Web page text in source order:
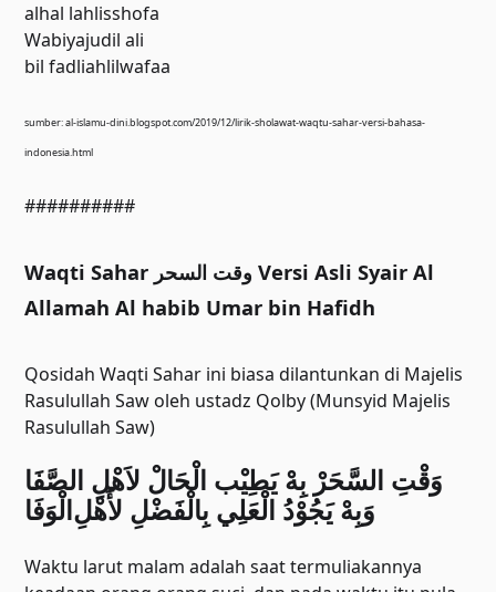
alhal lahlisshofa
Wabiyajudil ali
bil fadliahlilwafaa
sumber: al-islamu-dini.blogspot.com/2019/12/lirik-sholawat-waqtu-sahar-versi-bahasa-
indonesia.html
##########
Waqti Sahar وقت السحر Versi Asli Syair Al
Allamah Al habib Umar bin Hafidh
Qosidah Waqti Sahar ini biasa dilantunkan di Majelis
Rasulullah Saw oleh ustadz Qolby (Munsyid Majelis
Rasulullah Saw)
ﻭَﻗْﺖِ ﺍﻟﺴَّﺤَﺮْ ﺑِﻪْ ﻳَﻄِﻴْﺐ ﺍﻟْﺤَﺎﻝْ ﻻَﻫْﻞِ ﺍﻟﺼَّﻔَﺎ
ﻭَﺑِﻪْ ﻳَﺠُﻮْﺩُ ﺍﻟْﻌَﻠِﻲ ﺑِﺎﻟْﻔَﻀْﻞِ ﻷَﻫْﻞِﺍﻟْﻮَﻓَﺎ
Waktu larut malam adalah saat termuliakannya